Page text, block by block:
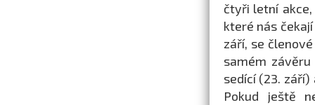
čtyři letní
které nás
září, se
samém
sedící (23.
Pokud ještě